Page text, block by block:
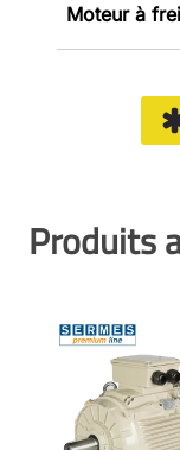
Moteur à
Produits